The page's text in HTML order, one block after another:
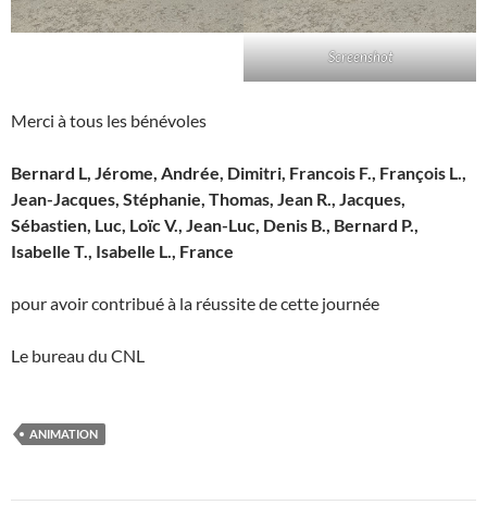
Screenshot
Merci à tous les bénévoles
Bernard L, Jérome, Andrée, Dimitri, Francois F., François L.,
Jean-Jacques, Stéphanie, Thomas, Jean R., Jacques,
Sébastien, Luc, Loïc V., Jean-Luc, Denis B., Bernard P.,
Isabelle T., Isabelle L., France
pour avoir contribué à la réussite de cette journée
Le bureau du CNL
ANIMATION